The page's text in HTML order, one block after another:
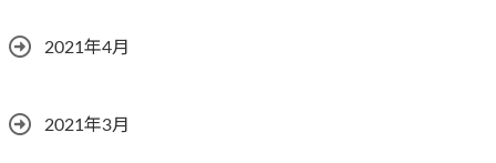
2021年4月
2021年3月